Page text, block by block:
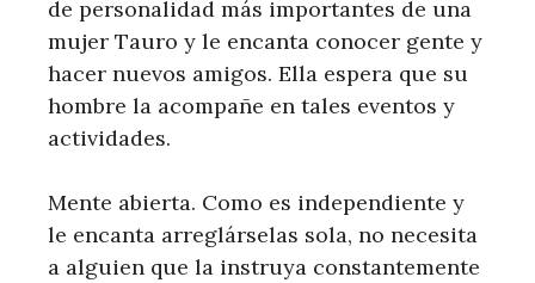
de personalidad más importantes de una
mujer Tauro y le encanta conocer gente y
hacer nuevos amigos. Ella espera que su
hombre la acompañe en tales eventos y
actividades.
Mente abierta. Como es independiente y
le encanta arreglárselas sola, no necesita
a alguien que la instruya constantemente